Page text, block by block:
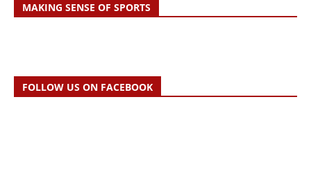
MAKING SENSE OF SPORTS
FOLLOW US ON FACEBOOK